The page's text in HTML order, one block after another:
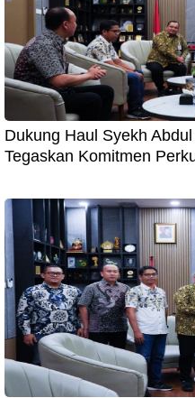
Dukung Haul Syekh
Tegaskan Komitmen